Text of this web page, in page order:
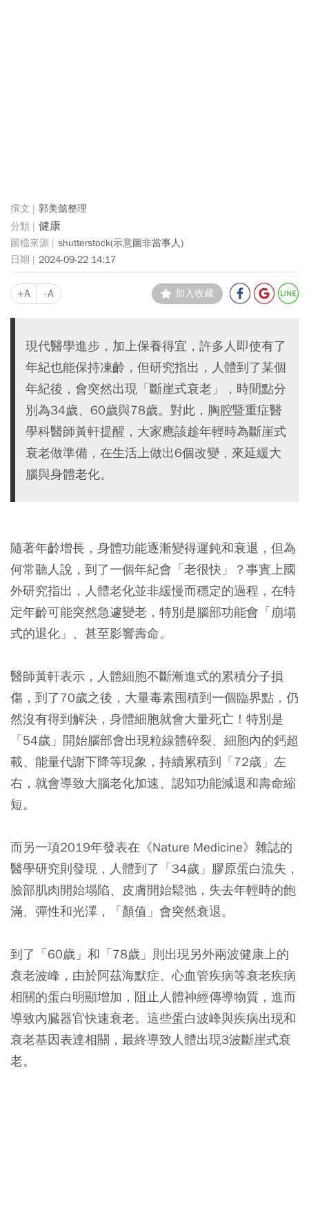
郭美懿整理
健康
shutterstock(示意圖非當事人)
2024-09-22 14:17
+A -A 加入收藏
現代醫學進步，加上保養得宜，許多人即使有了
年紀也能保持凍齡，但研究指出，人體到了某個
年紀後，會突然出現「斷崖式衰老」，時間點分
別為34歲、60歲與78歲。對此，胸腔暨重症醫
學科醫師黃軒提醒，大家應該趁年輕時為斷崖式
衰老做準備，在生活上做出6個改變，來延緩大
腦與身體老化。
隨著年齡增長，身體功能逐漸變得遲鈍和衰退，但為
何常聽人說，到了一個年紀會「老很快」？事實上國
外研究指出，人體老化並非緩慢而穩定的過程，在特
定年齡可能突然急遽變老，特別是腦部功能會「崩塌
式的退化」、甚至影響壽命。
醫師黃軒表示，人體細胞不斷漸進式的累積分子損
傷，到了70歲之後，大量毒素囤積到一個臨界點，仍
然沒有得到解決，身體細胞就會大量死亡！特別是
「54歲」開始腦部會出現粒線體碎裂、細胞內的鈣超
載、能量代謝下降等現象，持續累積到「72歳」左
右，就會導致大腦老化加速、認知功能減退和壽命縮
短。
而另一項2019年發表在《Nature Medicine》雜誌的
醫學研究則發現，人體到了「34歲」膠原蛋白流失，
臉部肌肉開始塌陷、皮膚開始鬆弛，失去年輕時的飽
滿、彈性和光澤，「顏值」會突然衰退。
到了「60歲」和「78歲」則出現另外兩波健康上的
衰老波峰，由於阿茲海默症、心血管疾病等衰老疾病
相關的蛋白明顯增加，阻止人體神經傳導物質，進而
導致內臓器官快速衰老。這些蛋白波峰與疾病出現和
衰老基因表達相關，最終導致人體出現3波斷崖式衰
老。